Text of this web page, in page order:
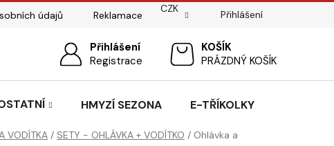
údajů
Reklamace
Pasování sedel pro koně
CZK
Přihlášení
Přihlášení
Registrace
NÁKUPNÍPRÁZDNÝ KOŠÍK
HMYZÍ SEZONA E-TŘÍKOLKY
VODÍTKA / SETY - OHLÁVKA + VODÍTKO / Ohlávka a